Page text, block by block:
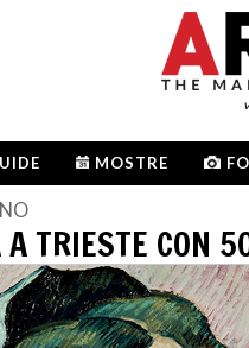
MOSTRE
TRIESTE CON